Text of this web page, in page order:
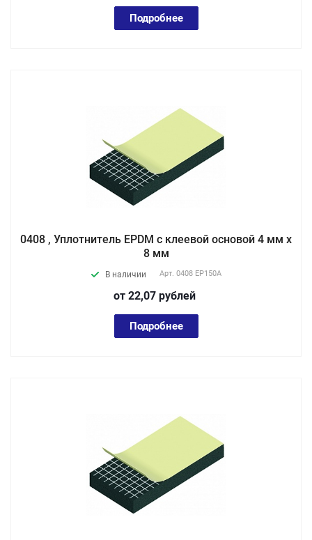
Подробнее
0408 , Уплотнитель EPDM с клеевой основой 4 мм х
8 мм
В наличии Арт. 0408 EP150А
от 22,07 рублей
Подробнее